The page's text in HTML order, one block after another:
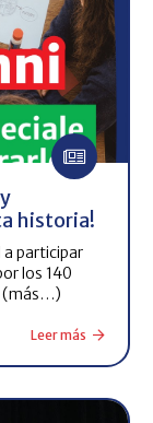
historia!
participar
los 140
(más…)
Leer más